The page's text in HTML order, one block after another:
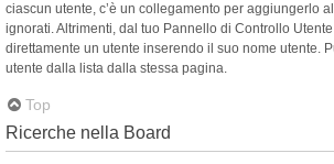
ciascun utente, c’è un collegamento per aggiungerlo
ignorati. Altrimenti, dal tuo Pannello di Controllo
direttamente un utente inserendo il suo nome utente.
utente dalla lista dalla stessa pagina.
Top
Ricerche nella Board